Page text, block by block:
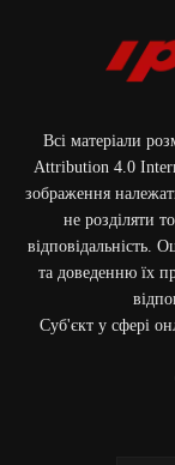
Всі матеріали
Attribution 4.0
зображення
не розділяти
відповідальність.
та доведенню їх
Cуб'єкт у сфері